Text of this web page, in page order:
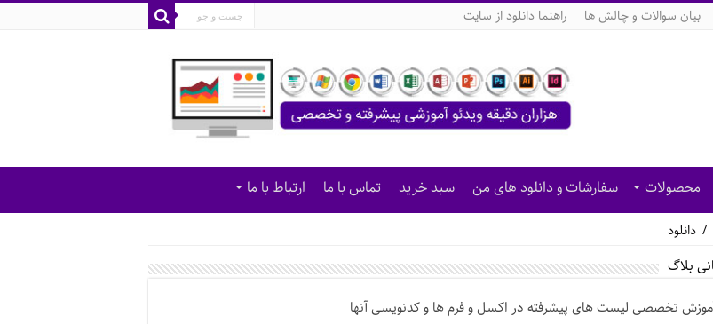
بیان سوالات و چالش ها راهنما دانلود از سایت
محصولات سفارشات و دانلود های من سبد خرید تماس با ما ارتباط با ما
/ دانلود
بلاگ
تخصصی لیست های پیشرفته در اکسل و فرم ها و کدنویسی آنها